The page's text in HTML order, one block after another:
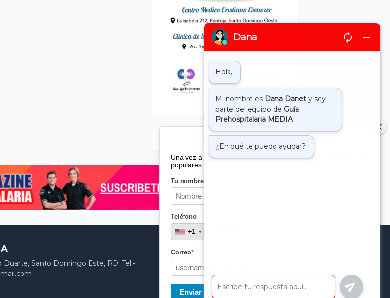
Suscribete a nuestro boletin
Una vez a la semana enviamos un correo con los artículos más
populares.
Tu nombre*
Teléfono
+1
+1
Correo*
Enviar
Duarte, Santo Domingo Este, RD. Tel.-